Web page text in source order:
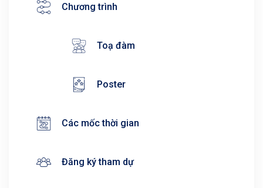
Chương trình
Toạ đàm
Poster
Các mốc thời gian
Đăng ký tham dự